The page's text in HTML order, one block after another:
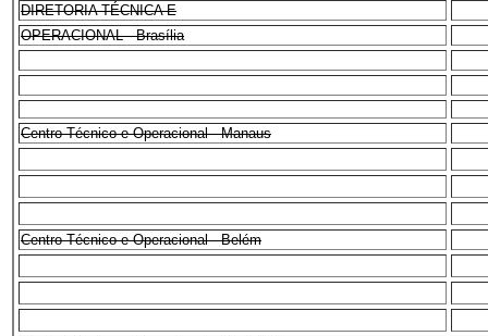
DIRETORIA TÉCNICA E
OPERACIONAL - Brasília
Centro Técnico e Operacional - Manaus
Centro Técnico e Operacional - Belém